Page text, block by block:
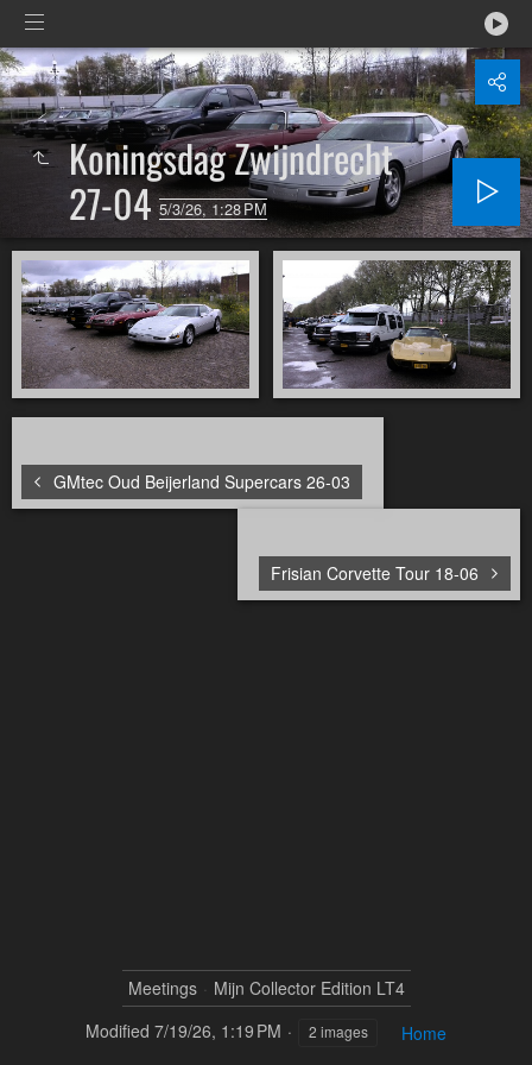
Koningsdag Zwijndrecht
27-045/3/26, 1:28 PM
GMtec Oud Beijerland Supercars 26-03
Frisian Corvette Tour 18-06
Meetings
Mijn Collector Edition LT4
Modified 7/19/26, 1:19 PM 2 images Home